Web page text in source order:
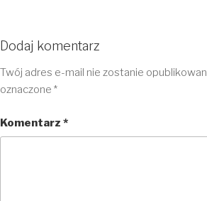
Dodaj komentarz
Twój adres e-mail nie zostanie
oznaczone *
Komentarz *